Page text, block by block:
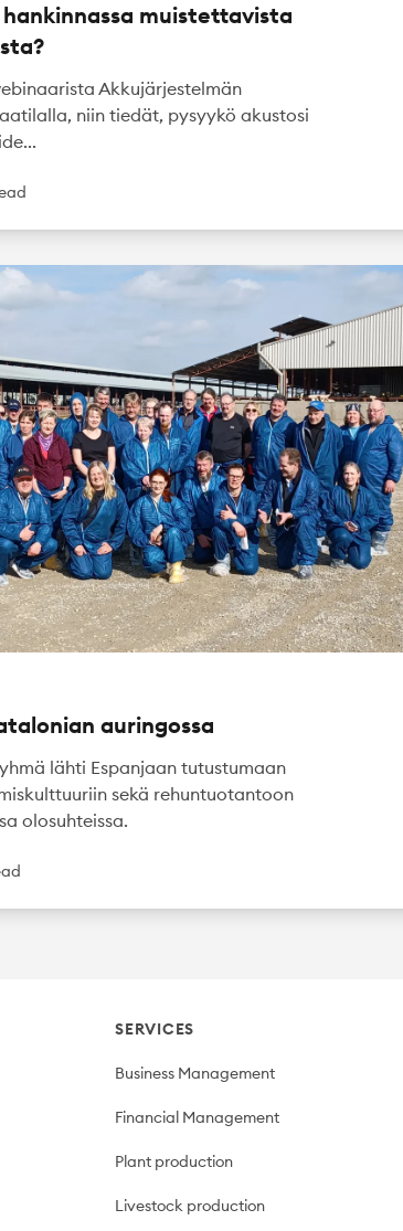
muistettavista
Akkujärjestelmän
niin tiedät, pysyykö akustosi
auringossa
lähti Espanjaan tutustumaan
sekä rehuntuotantoon
olosuhteissa.
SERVICES
Business Management
Financial Management
Plant production
Livestock production